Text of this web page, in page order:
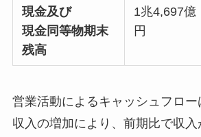
現金及び
現金同等物期末
残高
1兆4,697億
円
営業活動によるキャッシュフロ
収入の増加により、前期比で収入